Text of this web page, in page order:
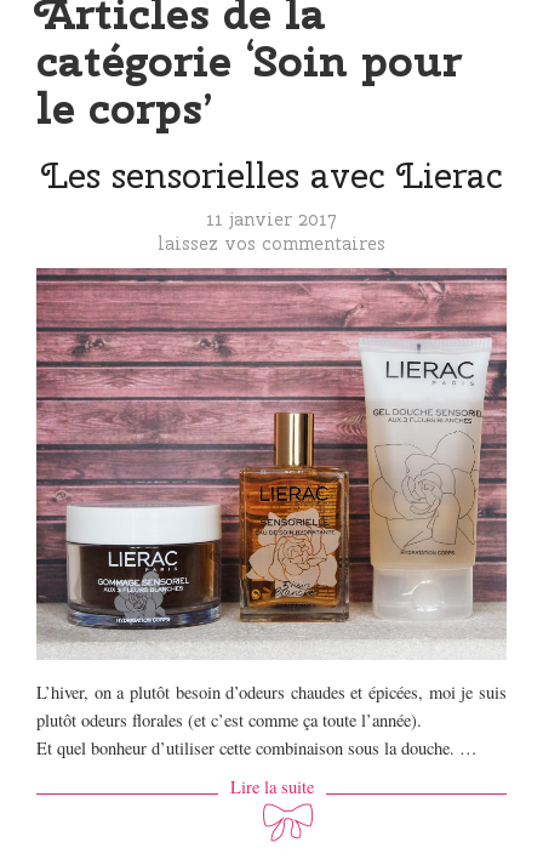
Articles de la
catégorie ‘Soin pour
le corps’
Les sensorielles avec Lierac
11 janvier 2017
laissez vos commentaires
L’hiver, on a plutôt besoin d’odeurs chaudes et épicées, moi je suis
plutôt odeurs florales (et c’est comme ça toute l’année).
Et quel bonheur d’utiliser cette combinaison sous la douche. …
Lire la suite